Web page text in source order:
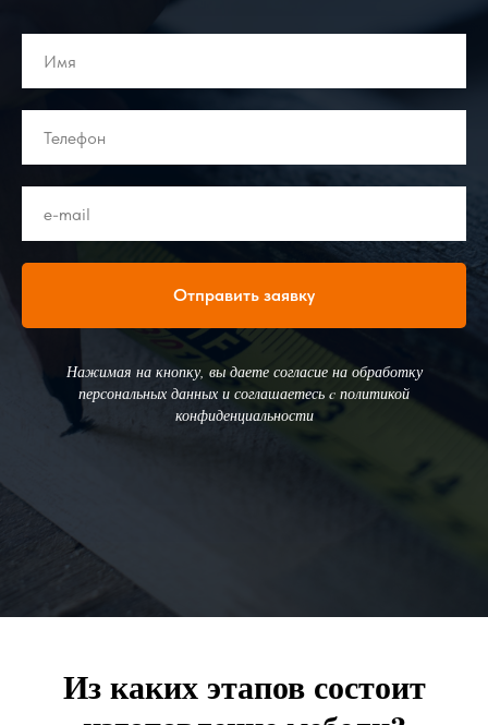
Отправить заявку
Нажимая на кнопку, вы даете согласие на обработку
персональных данных и соглашаетесь c политикой
конфиденциальности
Из каких этапов состоит